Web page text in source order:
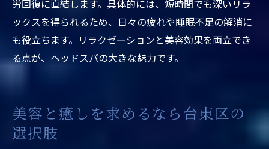
リラクゼーション効果と美髪の秘訣を解説
東京都台東区ヘッドスパ駅近くでリラクゼ
ーション効果を引き出す
東京都台東区ヘッドスパ駅近くの美髪ケア
東京都台東区ヘッドスパ駅近くで癒しと美
容の両立が叶う理由
東京都台東区ヘッドスパ駅近くで継続ケア
労回復に直結します。具体的には、短時間でも深いリラ
ックスを得られるため、日々の疲れや睡眠不足の解消に
も役立ちます。リラクゼーションと美容効果を両立でき
る点が、ヘッドスパの大きな魅力です。
美容と癒しを求めるなら台東区の
選択肢